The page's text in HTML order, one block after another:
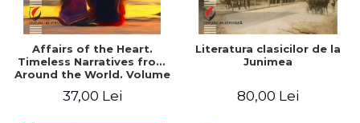
Affairs of the Heart.
Timeless Narratives from
Around the World. Volume
37,00 Lei
Literatura clasicilor de la
Junimea
80,00 Lei